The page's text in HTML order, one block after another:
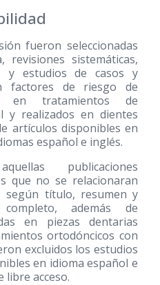
fueron seleccionadas
revisiones sistemáticas,
y estudios de casos y
factores de riesgo de
en tratamientos de
y realizados en dientes
artículos disponibles en
español e inglés.
publicaciones
que no se relacionaran
título, resumen y
además de
en piezas dentarias
ortodóncicos con
excluidos los estudios
en idioma español e
libre acceso.